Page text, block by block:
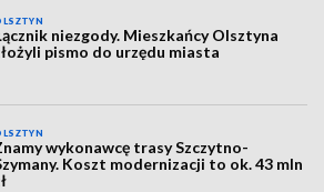
niezgody. Mieszkańcy Olsztyna
pismo do urzędu miasta
wykonawcę trasy Szczytno-
Koszt modernizacji to ok. 43 mln